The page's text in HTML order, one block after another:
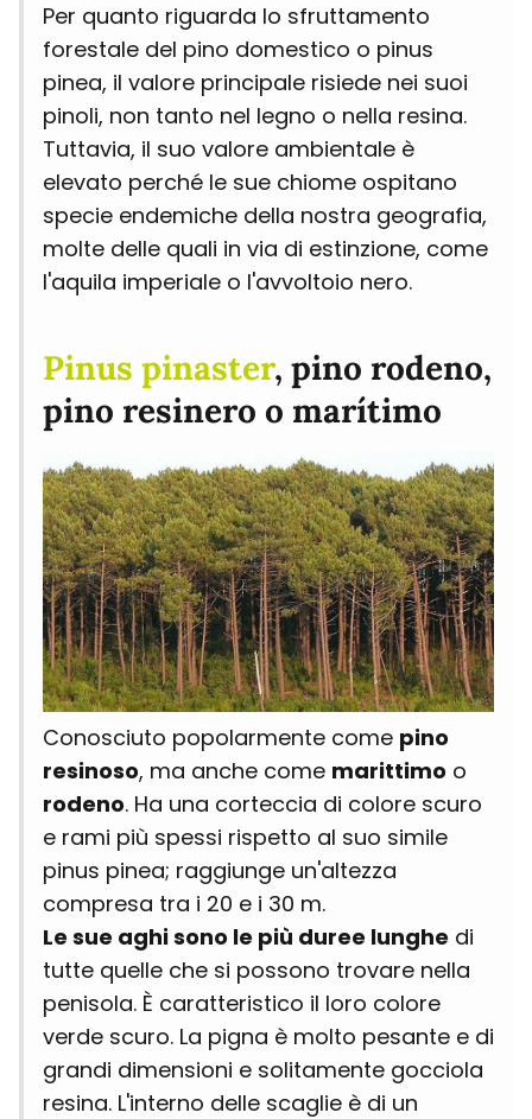
Per quanto riguarda lo sfruttamento
forestale del pino domestico o pinus
pinea, il valore principale risiede nei suoi
pinoli, non tanto nel legno o nella resina.
Tuttavia, il suo valore ambientale è
elevato perché le sue chiome ospitano
specie endemiche della nostra geografia,
molte delle quali in via di estinzione, come
l'aquila imperiale o l'avvoltoio nero.
Pinus pinaster, pino rodeno,
pino resinero o marítimo
Conosciuto popolarmente come pino
resinoso, ma anche come marittimo o
rodeno. Ha una corteccia di colore scuro
e rami più spessi rispetto al suo simile
pinus pinea; raggiunge un'altezza
compresa tra i 20 e i 30 m.
Le sue aghi sono le più duree lunghe di
tutte quelle che si possono trovare nella
penisola. È caratteristico il loro colore
verde scuro. La pigna è molto pesante e di
grandi dimensioni e solitamente gocciola
resina. L'interno delle scaglie è di un